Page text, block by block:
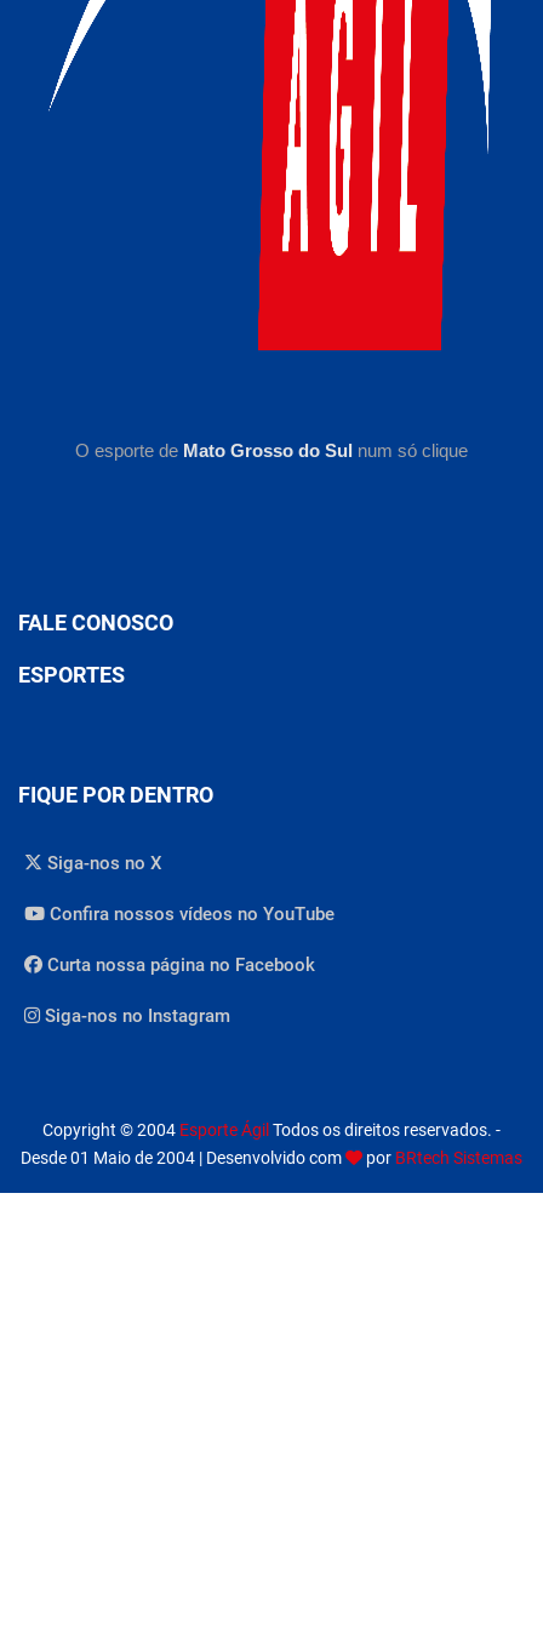
O esporte de Mato Grosso do Sul num só clique
FALE CONOSCO
ESPORTES
FIQUE POR DENTRO
Siga-nos no X
Confira nossos vídeos no YouTube
Curta nossa página no Facebook
Siga-nos no Instagram
Copyright © 2004 Esporte Ágil Todos os direitos reservados. -
Desde 01 Maio de 2004 | Desenvolvido com
por BRtech Sistemas